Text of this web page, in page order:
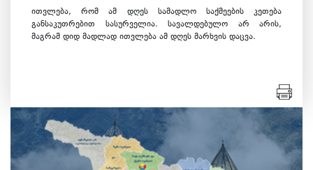
ითვლება, რომ ამ დღეს სამადლო საქმეების კეთება
განსაკუთრებით სასურველია. სავალდებულო არ არის,
მაგრამ დიდ მადლად ითვლება ამ დღეს მარხვის დაცვა.